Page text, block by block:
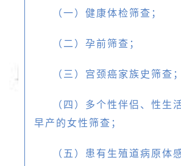
（一）健康体检筛查；
（二）孕前筛查；
（三）宫颈癌家族史筛查；
（四）多个性伴侣、性生
早产的女性筛查；
（五）患有生殖道病原体